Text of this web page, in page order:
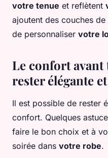
votre tenue et reflètent
ajoutent des couches
de personnaliser votre
Le confort
rester élégante
Il est possible de rester
confort. Quelques
faire le bon choix et à
soirée dans votre robe.